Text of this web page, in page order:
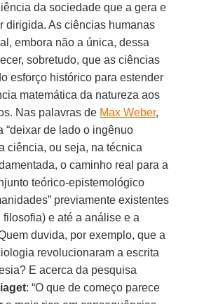
da sociedade que a gera e
dirigida. As ciências humanas
embora não a única, dessa
sobretudo, que as ciências
esforço histórico para estender
matemática da natureza aos
Nas palavras de Max Weber,
“deixar de lado o ingênuo
ciência, ou seja, na técnica
o caminho real para a
teórico-epistemológico
previamente existentes
e até a análise e a
duvida, por exemplo, que a
revolucionaram a escrita
E acerca da pesquisa
: “O que de começo parece